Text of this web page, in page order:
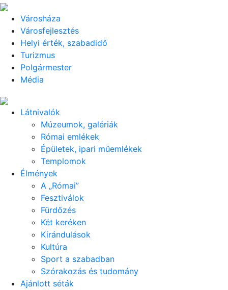
Városháza
Városfejlesztés
Helyi érték, szabadidő
Turizmus
Polgármester
Média
Látnivalók
Múzeumok, galériák
Római emlékek
Épületek, ipari műemlékek
Templomok
Élmények
A „Római”
Fesztiválok
Fürdőzés
Két keréken
Kirándulások
Kultúra
Sport a szabadban
Szórakozás és tudomány
Ajánlott séták